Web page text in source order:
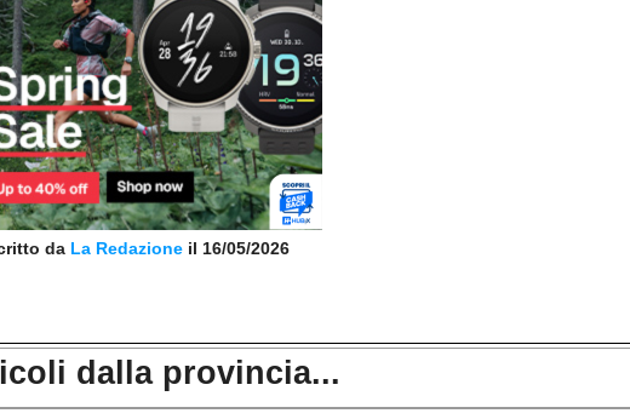
da La Redazione il 16/05/2026
dalla provincia...